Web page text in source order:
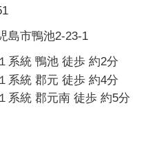
島市鴨池2-23-1
系統 鴨池 徒歩 約2分
系統 郡元 徒歩 約4分
系統 郡元南 徒歩 約5分